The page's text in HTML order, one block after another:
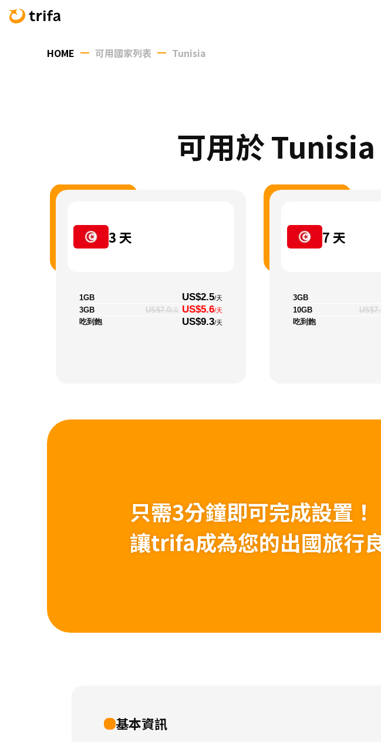
HOME 可用國家列表 Tunisia
可用於
3 天
1GB US$2.5/天
3GB US$7.0/天 US$5.6/天
吃到飽 US$9.3/天
7 天
3GB
10GB
吃到飽
只需3分鐘即可完成設置！
讓trifa成為您的出國旅行
基本資訊